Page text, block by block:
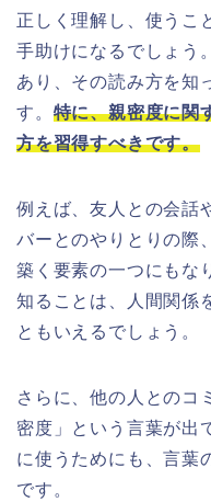
正しく理解し、使うこ
手助けになるでしょう
あり、その読み方を知
す。 特に、親密度に関
方を習得すべきです。
例えば、友人との会話
バーとのやりとりの際
築く要素の一つにもな
知ることは、人間関係
ともいえるでしょう。
さらに、他の人とのコ
密度」という言葉が出
に使うためにも、言葉
です。